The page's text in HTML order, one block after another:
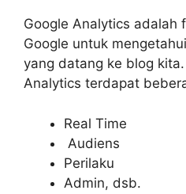
Google Analytics adalah
Google untuk
yang datang ke blog
Analytics terdapat
Real Time
Audiens
Perilaku
Admin, dsb.